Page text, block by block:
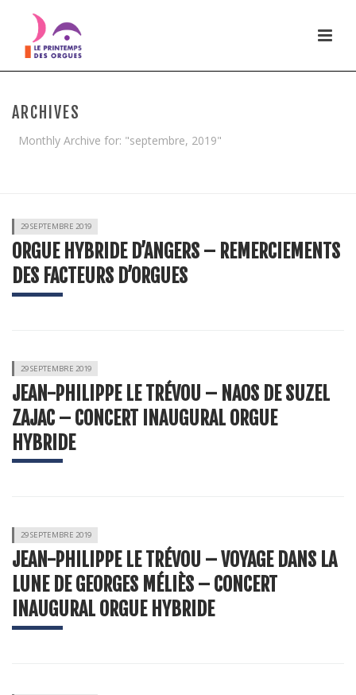
ARCHIVES
Monthly Archive for: "septembre, 2019"
29 SEPTEMBRE 2019
ORGUE HYBRIDE D’ANGERS – REMERCIEMENTS
DES FACTEURS D’ORGUES
29 SEPTEMBRE 2019
JEAN-PHILIPPE LE TRÉVOU – NAOS DE SUZEL
ZAJAC – CONCERT INAUGURAL ORGUE
HYBRIDE
29 SEPTEMBRE 2019
JEAN-PHILIPPE LE TRÉVOU – VOYAGE DANS LA
LUNE DE GEORGES MÉLIÈS – CONCERT
INAUGURAL ORGUE HYBRIDE